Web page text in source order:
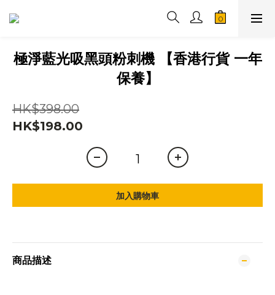
極淨藍光吸黑頭粉刺機 【香港行貨 一年
保養】
HK$398.00
HK$198.00
加入購物車
商品描述